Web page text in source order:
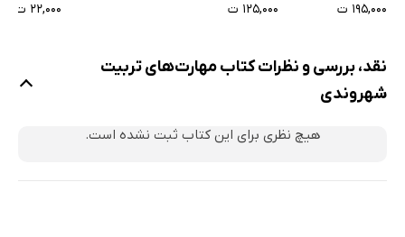
۱۹۵,۰۰۰ ت
۱۲۵,۰۰۰ ت
۲۲,۰۰۰ ت
نقد، بررسی و نظرات کتاب مهارت‌های تربیت
شهروندی
هیچ نظری برای این کتاب ثبت نشده است.